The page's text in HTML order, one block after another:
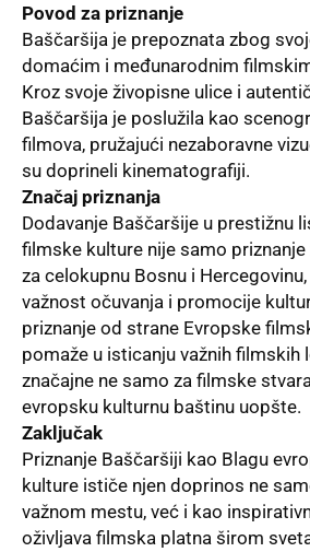
Povod za priznanje
Baščaršija je prepoznata zbog
domaćim i međunarodnim
Kroz svoje živopisne ulice i
Baščaršija je poslužila kao
filmova, pružajući nezaboravne
su doprineli kinematografiji.
Značaj priznanja
Dodavanje Baščaršije u prestižnu
filmske kulture nije samo priznanje
za celokupnu Bosnu i
važnost očuvanja i promocije
priznanje od strane Evropske
pomaže u isticanju važnih filmskih
značajne ne samo za filmske
evropsku kulturnu baštinu uopšte.
Zaključak
Priznanje Baščaršiji kao Blagu
kulture ističe njen doprinos ne
važnom mestu, već i kao
oživljava filmska platna širom